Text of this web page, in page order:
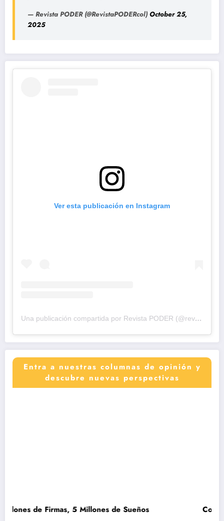
— Revista PODER (@RevistaPODERcol) October 25,
2025
Ver esta publicación en Instagram
Una publicación compartida por Revista PODER (@revistapodercol)
Entra a nuestras columnas de opinión y
descubre nuevas perspectivas
Firmas, 5 Millones de Sueños Como que no